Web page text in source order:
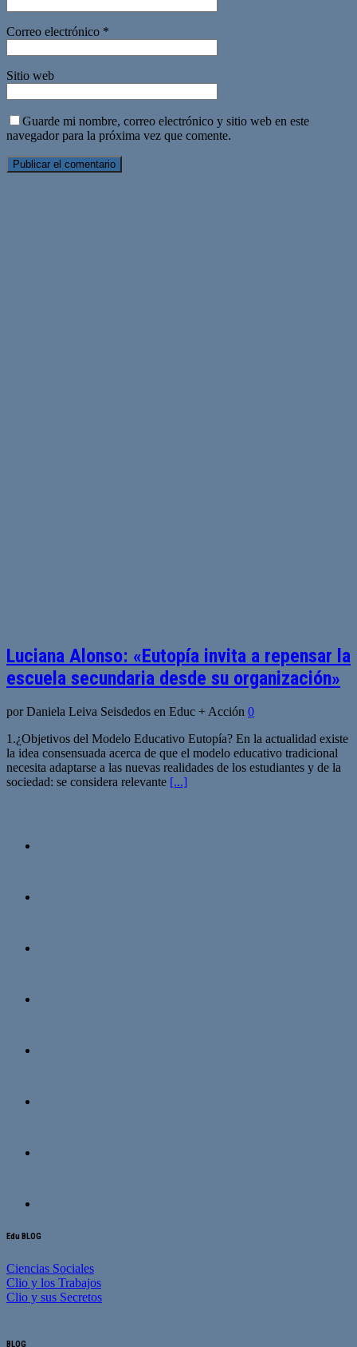
Correo electrónico *
Sitio web
Guarde mi nombre, correo electrónico y sitio web en este
navegador para la próxima vez que comente.
Luciana Alonso: «Eutopía invita a repensar la
escuela secundaria desde su organización»
por Daniela Leiva Seisdedos en Educ + Acción 0
1.¿Objetivos del Modelo Educativo Eutopía? En la actualidad existe
la idea consensuada acerca de que el modelo educativo tradicional
necesita adaptarse a las nuevas realidades de los estudiantes y de la
sociedad: se considera relevante [...]
Edu BLOG
Ciencias Sociales
Clio y los Trabajos
Clio y sus Secretos
BLOG